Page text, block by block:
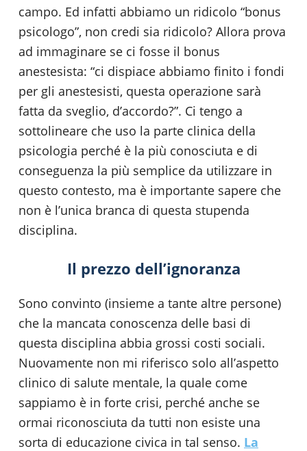
campo. Ed infatti abbiamo un ridicolo “bonus
psicologo”, non credi sia ridicolo? Allora prova
ad immaginare se ci fosse il bonus
anestesista: “ci dispiace abbiamo finito i fondi
per gli anestesisti, questa operazione sarà
fatta da sveglio, d’accordo?”. Ci tengo a
sottolineare che uso la parte clinica della
psicologia perché è la più conosciuta e di
conseguenza la più semplice da utilizzare in
questo contesto, ma è importante sapere che
non è l’unica branca di questa stupenda
disciplina.
Il prezzo dell’ignoranza
Sono convinto (insieme a tante altre persone)
che la mancata conoscenza delle basi di
questa disciplina abbia grossi costi sociali.
Nuovamente non mi riferisco solo all’aspetto
clinico di salute mentale, la quale come
sappiamo è in forte crisi, perché anche se
ormai riconosciuta da tutti non esiste una
sorta di educazione civica in tal senso. La